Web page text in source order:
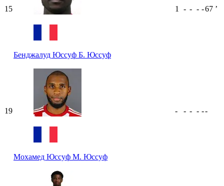
15
Бенджалуд Юссуф Б. Юссуф
1 - - - -67 ʼ
19
Мохамед Юссуф М. Юссуф
- - - - --